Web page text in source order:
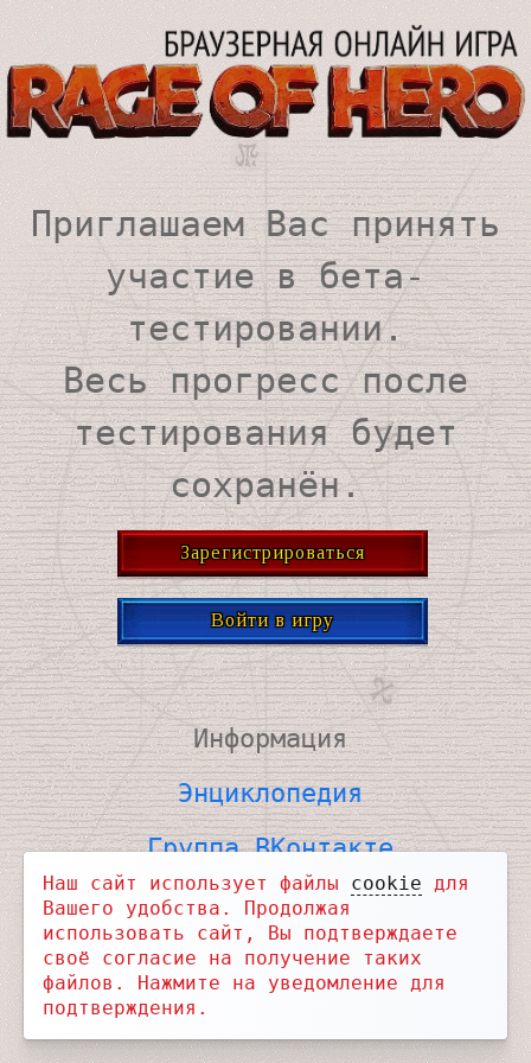
Приглашаем Вас принять
участие в бета-
тестировании.
Весь прогресс после
тестирования будет
сохранён.
Зарегистрироваться
Войти в игру
Информация
Энциклопедия
Группа ВКонтакте
ВКонтакте для связи
Telegram Новости
Telegram Чат
Наш сайт использует файлы cookie для
Вашего удобства. Продолжая
использовать сайт, Вы подтверждаете
своё согласие на получение таких
файлов. Нажмите на уведомление для
подтверждения.